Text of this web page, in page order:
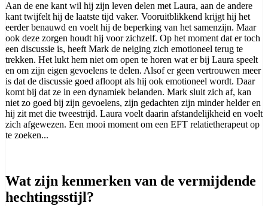
Aan de ene kant wil hij zijn leven delen met Laura, aan de andere
kant twijfelt hij de laatste tijd vaker. Vooruitblikkend krijgt hij het
eerder benauwd en voelt hij de beperking van het samenzijn. Maar
ook deze zorgen houdt hij voor zichzelf. Op het moment dat er toch
een discussie is, heeft Mark de neiging zich emotioneel terug te
trekken. Het lukt hem niet om open te horen wat er bij Laura speelt
en om zijn eigen gevoelens te delen. Alsof er geen vertrouwen meer
is dat de discussie goed afloopt als hij ook emotioneel wordt. Daar
komt bij dat ze in een dynamiek belanden. Mark sluit zich af, kan
niet zo goed bij zijn gevoelens, zijn gedachten zijn minder helder en
hij zit met die tweestrijd. Laura voelt daarin afstandelijkheid en voelt
zich afgewezen. Een mooi moment om een EFT relatietherapeut op
te zoeken...
Wat zijn kenmerken van de vermijdende
hechtingsstijl?